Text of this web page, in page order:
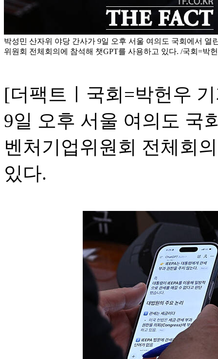
박성민 산자위 야당 간사가 9일 오후 서울 여의도 국회에서 열
위원회 전체회의에 참석해 챗GPT를 사용하고 있다. /국회=박
[더팩트ㅣ국회=박헌우
9일 오후 서울 여의도 국
벤처기업위원회 전체회
있다.